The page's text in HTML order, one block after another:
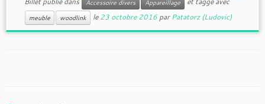
Accessoire divers Appareillage
meuble woodlink le23 octobre 2016 parPatatorz (Ludovic)